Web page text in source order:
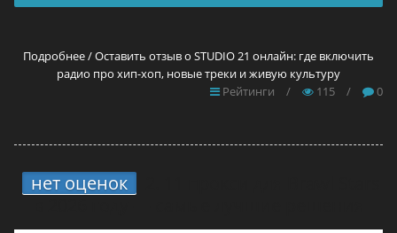
Подробнее / Оставить отзыв о STUDIO 21 онлайн: где включить
радио про хип-хоп, новые треки и живую культуру
Рейтинги
/ 115 / 0
нет оценок